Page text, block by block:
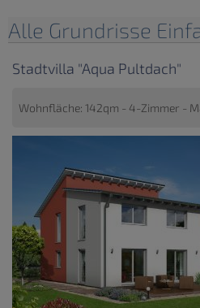
Alle Grundrisse
Stadtvilla "Aqua Pultdach"
Wohnfläche: 142qm - 4-Zimmer -